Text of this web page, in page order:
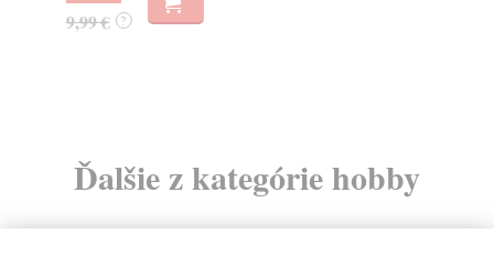
9,99 € ?
Ďalšie z kategórie hobby